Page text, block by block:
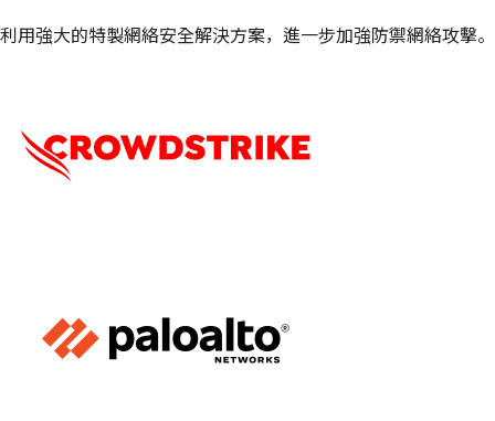
利用強大的特製網絡安全解決方案，進一步加強防禦網絡攻擊。